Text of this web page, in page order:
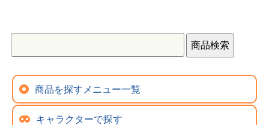
商品を探すメニュー一覧
キャラクターで探す